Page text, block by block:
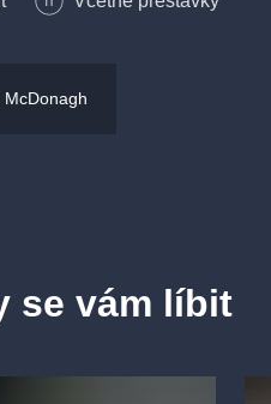
bez znalosti těch ostatních a
McDonagh
se vám líbit